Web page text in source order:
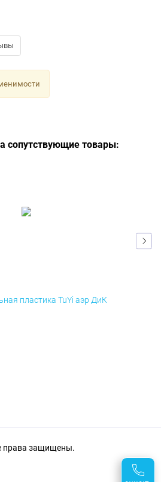
сопутствующие товары:
пластика TuYi аэр ДиК
права защищены.